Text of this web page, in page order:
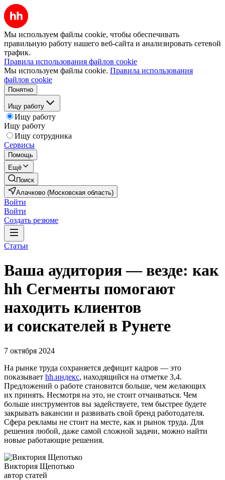
Мы используем файлы cookie, чтобы обеспечивать
правильную работу нашего веб-сайта и анализировать сетевой
трафик.
Правила использования файлов cookie
Мы используем файлы cookie. Правила использования
файлов cookie
Понятно
Ищу работу
Ищу работу
Ищу работу
Ищу сотрудника
Сервисы
Помощь
Ещё
Поиск
Алачково (Московская область)
Войти
Войти
Создать резюме
Статьи
Ваша аудитория — везде: как
hh Сегменты помогают
находить клиентов
и соискателей в Рунете
7 октября 2024
На рынке труда сохраняется дефицит кадров — это
показывает hh.индекс, находящийся на отметке 3,4.
Предложений о работе становится больше, чем желающих
их принять. Несмотря на это, не стоит отчаиваться. Чем
больше инструментов вы задействуете, тем быстрее будете
закрывать вакансии и развивать свой бренд работодателя.
Сфера рекламы не стоит на месте, как и рынок труда. Для
решения любой, даже самой сложной задачи, можно найти
новые работающие решения.
Виктория Щепотько
автор статей